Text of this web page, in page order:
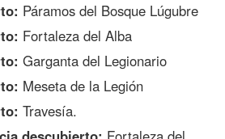
Páramos del Bosque Lúgubre
Fortaleza del Alba
Garganta del Legionario
Meseta de la Legión
Travesía.